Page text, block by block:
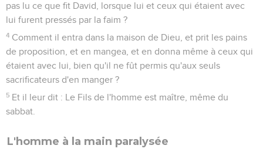
pas lu ce que fit David, lorsque lui et ceux qui étaient avec
lui furent pressés par la faim ?
4 Comment il entra dans la maison de Dieu, et prit les pains
de proposition, et en mangea, et en donna même à ceux qui
étaient avec lui, bien qu'il ne fût permis qu'aux seuls
sacrificateurs d'en manger ?
5 Et il leur dit : Le Fils de l'homme est maître, même du
sabbat.
L'homme à la main paralysée